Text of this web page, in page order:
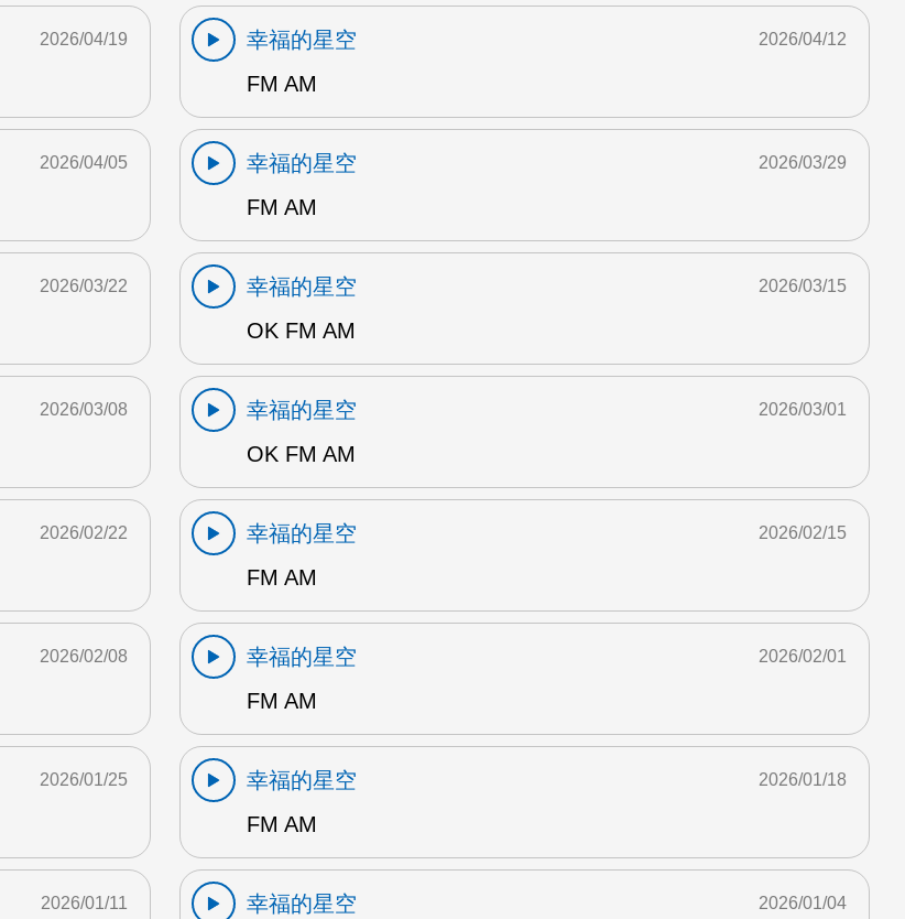
2026/04/19
幸福的星空
FM AM
2026/04/12
2026/04/05
幸福的星空
FM AM
2026/03/29
2026/03/22
幸福的星空
OK FM AM
2026/03/15
2026/03/08
幸福的星空
OK FM AM
2026/03/01
2026/02/22
幸福的星空
FM AM
2026/02/15
2026/02/08
幸福的星空
FM AM
2026/02/01
2026/01/25
幸福的星空
FM AM
2026/01/18
2026/01/11
幸福的星空
2026/01/04